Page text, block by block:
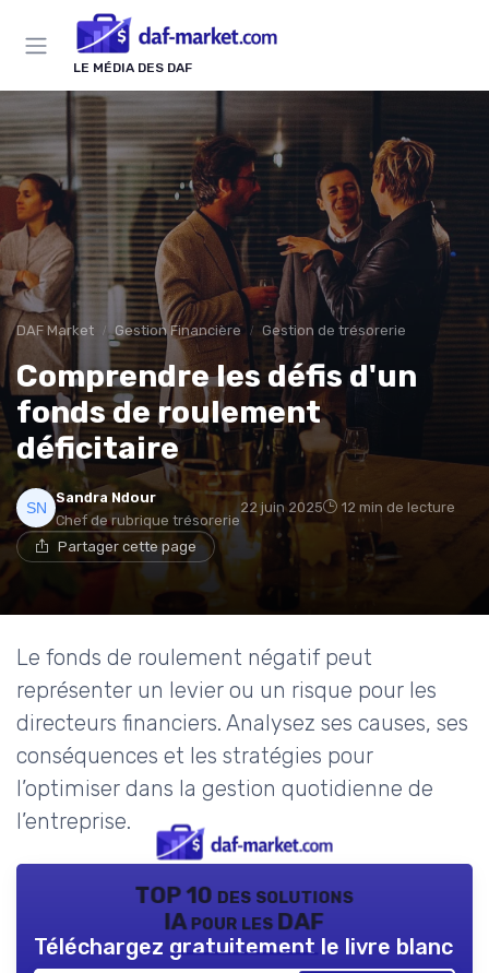
LE MÉDIA DES DAF
DAF Market Gestion Financière Gestion de trésorerie
Comprendre les défis d'un
fonds de roulement
déficitaire
Sandra Ndour
Chef de rubrique trésorerie
22 juin 2025 12 min de lecture
Partager cette page
Le fonds de roulement négatif peut
représenter un levier ou un risque pour les
directeurs financiers. Analysez ses causes, ses
conséquences et les stratégies pour
l’optimiser dans la gestion quotidienne de
l’entreprise.
TOP 10 des solutions
IA pour les DAF
Téléchargez gratuitement le livre blanc
Panneau de gestion des cookies